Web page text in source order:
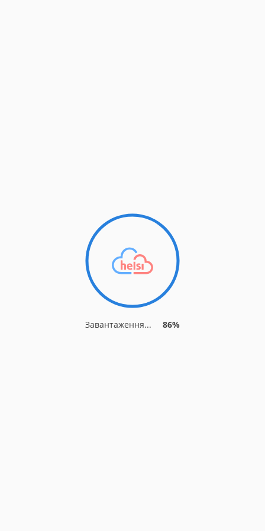
Завантаження... 86%